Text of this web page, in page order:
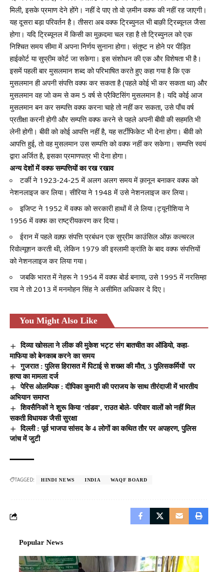
मिली, इसके प्रमाण देने होंगे। नहीं दे पाए तो वो ज़मीन वक्फ की नहीं रह जाएगी।
यह दूसरा बड़ा परिवर्तन है। तीसरा अब वक्फ ट्रिब्युनल भी बाक़ी ट्रिब्यूनल जैसा
होगा। यदि ट्रिब्यूनल में किसी का मुक़दमा चल रहा है तो ट्रिब्युनल को एक
निश्चित समय सीमा में अपना निर्णय सुनाना होगा। संतुष्ट न होने पर पीड़ित
हाईकोर्ट या सुप्रीम कोर्ट जा सकेगा। इस संशोधन की एक और विशेषता भी है।
इसमें पहली बार मुसलमान शब्द को परिभाषित करते हुए कहा गया है कि एक
मुसलमान ही अपनी संपत्ति वक्फ कर सकता है (पहले कोई भी कर सकता था) और
मुसलमान वह जो कम से कम 5 वर्ष से प्रैक्टिसिंग मुसलमान है। यदि कोई आज
मुसलमान बन कर सम्पत्ति वक्फ करना चाहे तो नहीं कर सकता, उसे पाँच वर्ष
प्रतीक्षा करनी होगी और सम्पत्ति वक्फ करने से पहले अपनी बीवी की सहमति भी
लेनी होगी। बीवी को कोई आपत्ति नहीं है, यह सर्टीफिकेट भी देना होगा। बीवी को
आपत्ति हुई, तो वह मुसलमान उस सम्पत्ति को वक्फ नहीं कर सकेगा। सम्पत्ति स्वयं
द्वारा अर्जित है, इसका प्रमाणपत्र भी देना होगा।
अन्य देशों में वक्फ सम्पत्तियों का रख रखाव
टर्की ने 1923-24-25 में अलग अलग समय में क़ानून बनाकर वक्फ को
नेशनलाइज कर लिया। सीरिया ने 1948 में उसे नेशनलाइज कर लिया।
इजिप्ट ने 1952 में वक्फ को सरकारी हाथों में ले लिया।ट्यूनीशिया ने
1956 में वक्फ का राष्ट्रीयकरण कर दिया।
ईरान में पहले वक़्फ़ संपत्ति प्रबंधन एक सुप्रीम काउंसिल ऑफ़ कल्चरल
रिवोल्यूशन करती थी, लेकिन 1979 की इस्लामी क्रांति के बाद वक्फ संपत्तियों
को नेशनलाइज कर लिया गया।
जबकि भारत में नेहरू ने 1954 में वक्फ बोर्ड बनाया, उसे 1995 में नरसिम्हा
राव ने तो 2013 में मनमोहन सिंह ने असीमित अधिकार दे दिए।
You Might Also Like
दिव्या खोसला ने लीक की मुकेश भट्ट संग बातचीत का ऑडियो, कहा-
माफिया को बेनकाब करने का समय
गुजरात : पुलिस हिरासत में पिटाई से शख्स की मौत, 3 पुलिसकर्मियों पर
हत्या का मामला दर्ज
पेरिस ओलम्पिक : दीपिका कुमारी की पराजय के साथ तीरंदाजी में भारतीय
अभियान समाप्त
शिवसैनिकों ने शुरू किया ‘तांडव’, राउत बोले- परिवार वालों को नहीं मिल
सकती विधायक जैसी सुरक्षा
दिल्ली : पूर्व भाजपा सांसद के 4 लोगों का कथित तौर पर अपहरण, पुलिस
जांच में जुटी
TAGGED: HINDI NEWS INDIA WAQF BOARD
Popular News